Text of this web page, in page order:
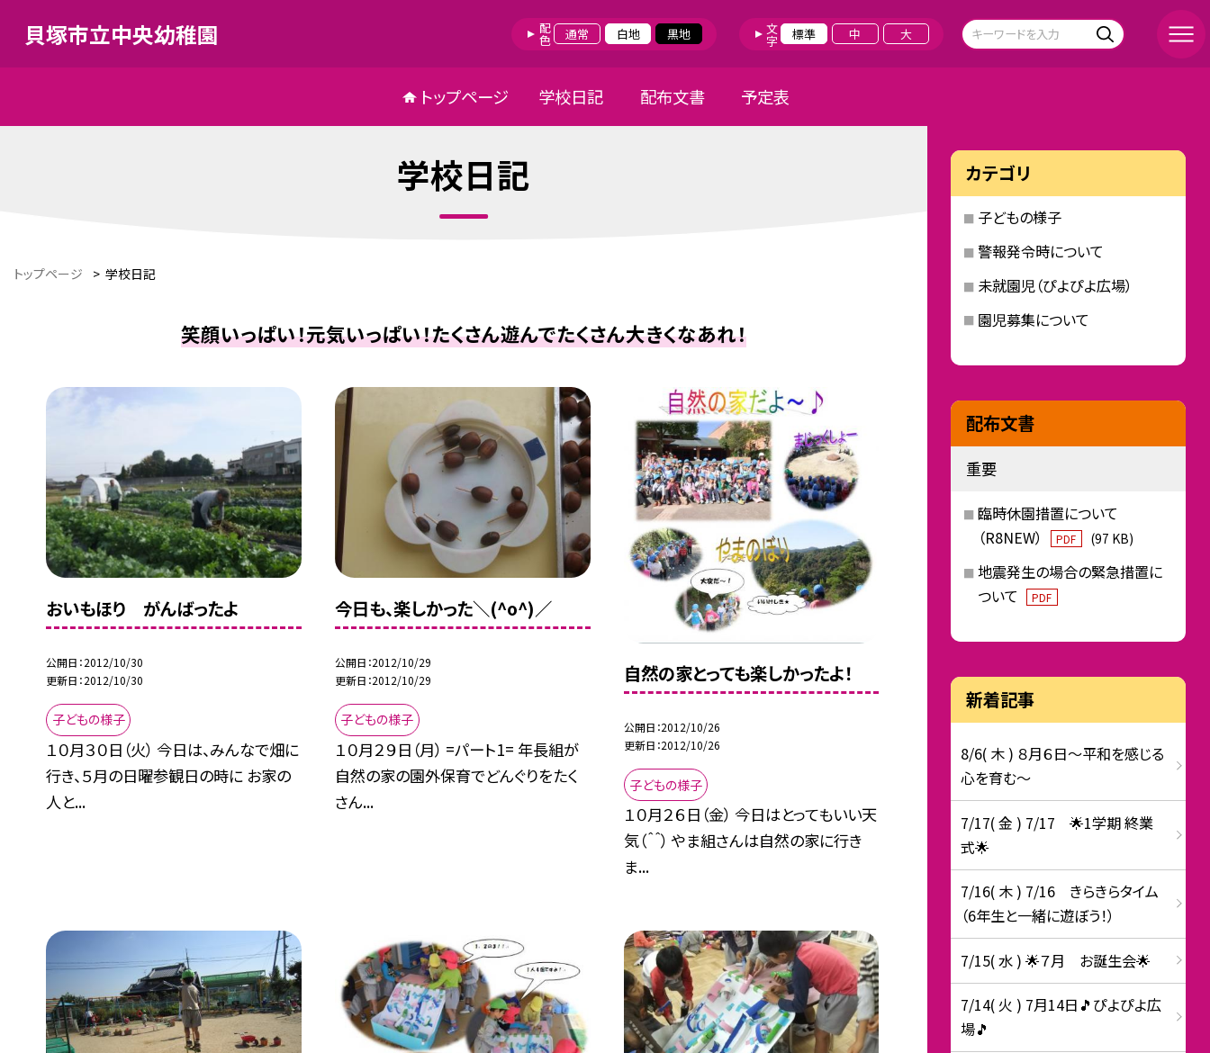
貝塚市立中央幼稚園 配色 通常 白地 黒地 文字 標準 中 大
トップページ 学校日記 配布文書 予定表
学校日記
トップページ > 学校日記
笑顔いっぱい！元気いっぱい！たくさん遊んでたくさん大きくなあれ！
おいもほり がんばったよ
公開日 2012/10/30
更新日 2012/10/30
子どもの様子
１０月３０日（火） 今日は、みんなで畑に
行き、５月の日曜参観日の時に お家の
人と...
今日も、楽しかった＼(^o^)／
公開日 2012/10/29
更新日 2012/10/29
子どもの様子
１０月２９日（月） =パート1= 年長組が
自然の家の園外保育でどんぐりをたく
さん...
自然の家とっても楽しかったよ！
公開日 2012/10/26
更新日 2012/10/26
子どもの様子
１０月２６日（金） 今日はとってもいい天
気（＾＾） やま組さんは自然の家に行き
ま...
カテゴリ
子どもの様子
警報発令時について
未就園児（ぴよぴよ広場）
園児募集について
配布文書
重要
臨時休園措置について
（R8NEW）
PDF (97 KB)
地震発生の場合の緊急措置に
ついて
PDF
新着記事
8/6( 木 ) ８月６日～平和を感じる
心を育む～
7/17( 金 ) 7/17 🌟1学期 終業
式🌟
7/16( 木 ) 7/16 きらきらタイム
（6年生と一緒に遊ぼう！）
7/15( 水 ) 🌟７月 お誕生会🌟
7/14( 火 ) 7月14日🎵ぴよぴよ広
場🎵